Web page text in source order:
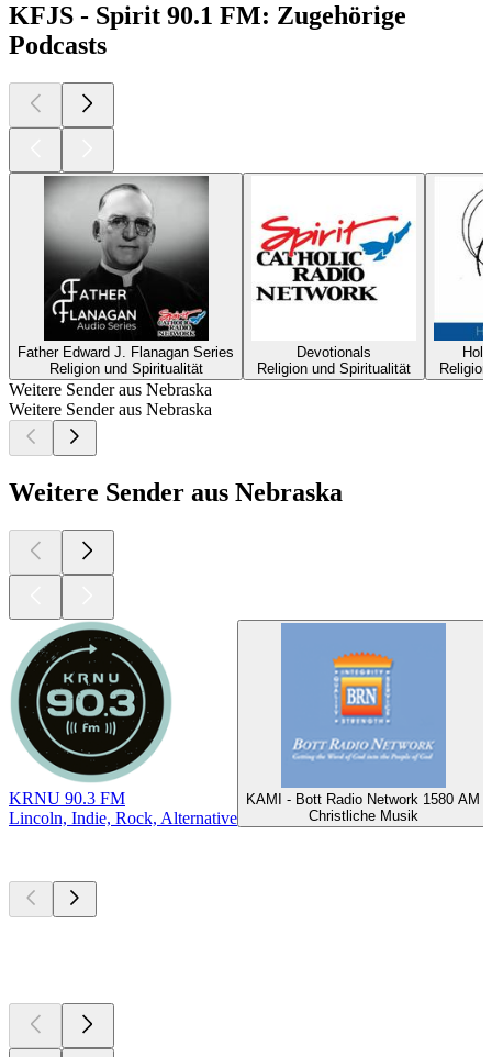
KFJS - Spirit 90.1 FM: Zugehörige
Podcasts
Father Edward J. Flanagan Series
Religion und Spiritualität
Devotionals
Religion und Spiritualität
Weitere Sender aus Nebraska
Weitere Sender aus Nebraska
Weitere Sender aus Nebraska
KRNU 90.3 FM
Lincoln, Indie, Rock, Alternative
KAMI - Bott Radio Network 1580 AM
Christliche Musik